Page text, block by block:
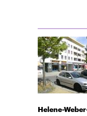
Helene-